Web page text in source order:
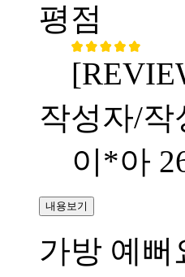
평점
작성자/작
이*아
내용보기
가방 예뻐